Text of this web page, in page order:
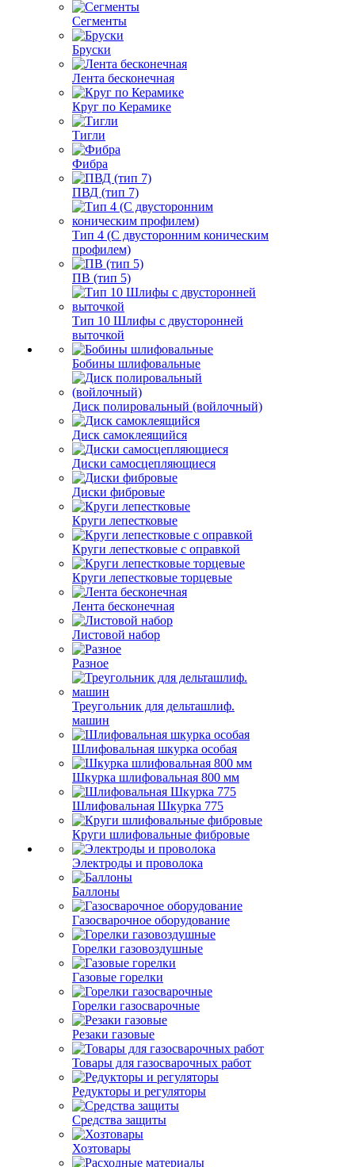
Сегменты
Бруски
Лента бесконечная
Круг по Керамике
Тигли
Фибра
ПВД (тип 7)
Тип 4 (С двусторонним коническим
профилем)
ПВ (тип 5)
Тип 10 Шлифы с двусторонней
выточкой
Бобины шлифовальные
Диск полировальный (войлочный)
Диск самоклеящийся
Диски самосцепляющиеся
Диски фибровые
Круги лепестковые
Круги лепестковые с оправкой
Круги лепестковые торцевые
Лента бесконечная
Листовой набор
Разное
Треугольник для дельташлиф.
машин
Шлифовальная шкурка особая
Шкурка шлифовальная 800 мм
Шлифовальная Шкурка 775
Круги шлифовальные фибровые
Электроды и проволока
Баллоны
Газосварочное оборудование
Горелки газовоздушные
Газовые горелки
Горелки газосварочные
Резаки газовые
Товары для газосварочных работ
Редукторы и регуляторы
Средства защиты
Хозтовары